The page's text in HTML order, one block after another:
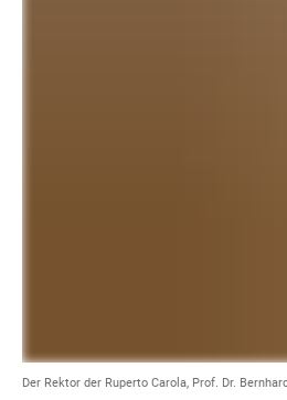
Der Rektor der Ruperto Carola, Prof. Dr.